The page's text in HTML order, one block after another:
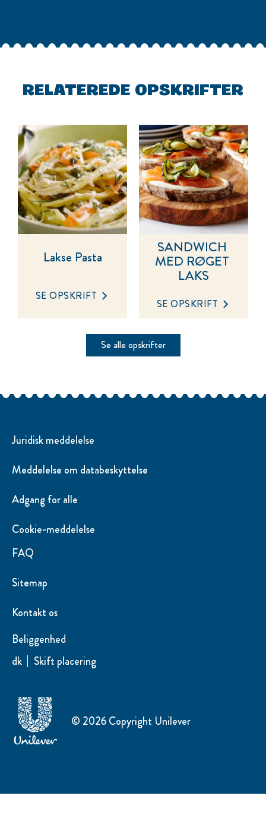
RELATEREDE OPSKRIFTER
Lakse Pasta
SE OPSKRIFT
SANDWICH
MED RØGET
LAKS
SE OPSKRIFT
Se alle opskrifter
Juridisk meddelelse
Meddelelse om databeskyttelse
Adgang for alle
Cookie-meddelelse
FAQ
Sitemap
Kontakt os
Beliggenhed
dk
Skift placering
© 2026 Copyright Unilever